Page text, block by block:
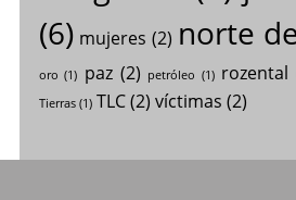
(6) mujeres (2) norte
oro (1) paz (2) petróleo (1) rozental
Tierras(1) TLC(2) víctimas (2)